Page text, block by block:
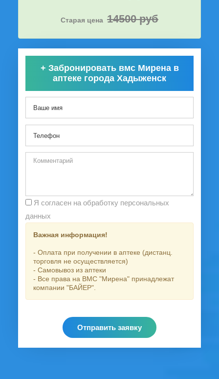
Старая цена 14500 руб
+ Забронировать вмс Мирена в
аптеке города Хадыженск
данных
Важная информация!
- Оплата при получении в аптеке (дистанц.
торговля не осуществляется)
- Самовывоз из аптеки
- Все права на ВМС "Мирена" принадлежат
компании "БАЙЕР".
Отправить заявку